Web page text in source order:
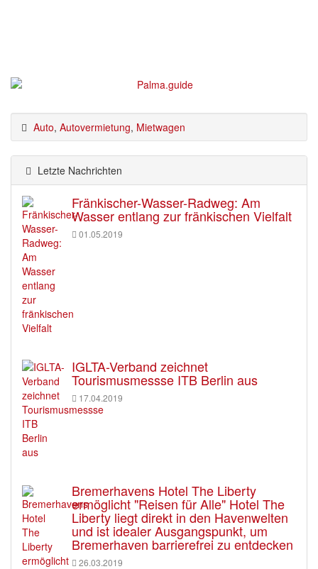
Auto, Autovermietung, Mietwagen
Letzte Nachrichten
Fränkischer-Wasser-Radweg: Am
Wasser entlang zur fränkischen Vielfalt
01.05.2019
IGLTA-Verband zeichnet
Tourismusmessse ITB Berlin aus
17.04.2019
Bremerhavens Hotel The Liberty
ermöglicht "Reisen für Alle" Hotel The
Liberty liegt direkt in den Havenwelten
und ist idealer Ausgangspunkt, um
Bremerhaven barrierefrei zu entdecken
26.03.2019